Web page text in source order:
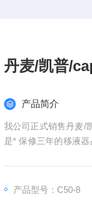
丹麦/凯普/
产品简介
我公司正式销售丹麦/
是* 保修三年的移液
产品型号：C50-8